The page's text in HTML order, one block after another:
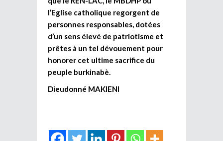
l’Eglise catholique regorgent de
personnes responsables, dotées
d’un sens élevé de patriotisme et
prêtes à un tel dévouement pour
honorer cet ultime sacrifice du
peuple burkinabè.
Dieudonné MAKIENI